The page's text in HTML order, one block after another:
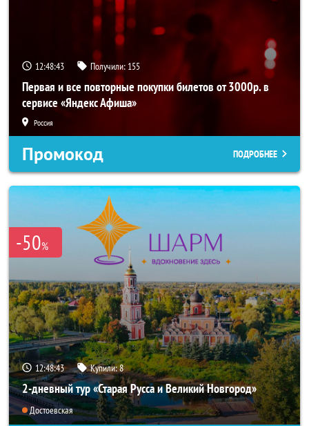
12:48:43 Получили: 155
Первая и все повторные покупки билетов от 3000р. в
сервисе «Яндекс Афиша»
Россия
Промокод ПОДРОБНЕЕ
-50%
12:48:43 Купили:8
2-дневный тур «Старая Русса и Великий Новгород»
Достоевская